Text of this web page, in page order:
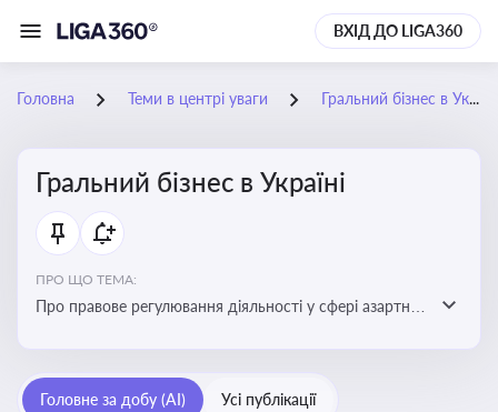
ВХІД ДО LIGA360
Головна Теми в центрі уваги Гральний бізнес в Україні
Гральний бізнес в Україні
ПРО ЩО ТЕМА:
Про правове регулювання діяльності у сфері азартних
реальні кейси
Головне за добу (AI) Усі публікації